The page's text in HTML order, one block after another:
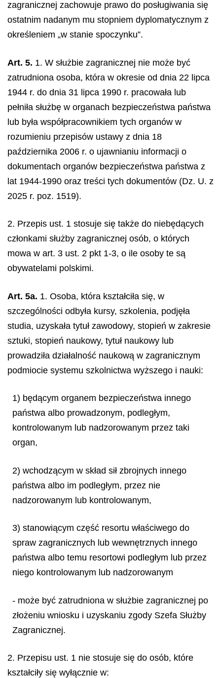
zagranicznej zachowuje prawo do posługiwania się
ostatnim nadanym mu stopniem dyplomatycznym z
określeniem „w stanie spoczynku”.
Art. 5. 1. W służbie zagranicznej nie może być
zatrudniona osoba, która w okresie od dnia 22 lipca
1944 r. do dnia 31 lipca 1990 r. pracowała lub
pełniła służbę w organach bezpieczeństwa państwa
lub była współpracownikiem tych organów w
rozumieniu przepisów ustawy z dnia 18
października 2006 r. o ujawnianiu informacji o
dokumentach organów bezpieczeństwa państwa z
lat 1944-1990 oraz treści tych dokumentów (Dz. U. z
2025 r. poz. 1519).
2. Przepis ust. 1 stosuje się także do niebędących
członkami służby zagranicznej osób, o których
mowa w art. 3 ust. 2 pkt 1-3, o ile osoby te są
obywatelami polskimi.
Art. 5a. 1. Osoba, która kształciła się, w
szczególności odbyła kursy, szkolenia, podjęła
studia, uzyskała tytuł zawodowy, stopień w zakresie
sztuki, stopień naukowy, tytuł naukowy lub
prowadziła działalność naukową w zagranicznym
podmiocie systemu szkolnictwa wyższego i nauki:
1) będącym organem bezpieczeństwa innego
państwa albo prowadzonym, podległym,
kontrolowanym lub nadzorowanym przez taki
organ,
2) wchodzącym w skład sił zbrojnych innego
państwa albo im podległym, przez nie
nadzorowanym lub kontrolowanym,
3) stanowiącym część resortu właściwego do
spraw zagranicznych lub wewnętrznych innego
państwa albo temu resortowi podległym lub przez
niego kontrolowanym lub nadzorowanym
- może być zatrudniona w służbie zagranicznej po
złożeniu wniosku i uzyskaniu zgody Szefa Służby
Zagranicznej.
2. Przepisu ust. 1 nie stosuje się do osób, które
kształciły się wyłącznie w: